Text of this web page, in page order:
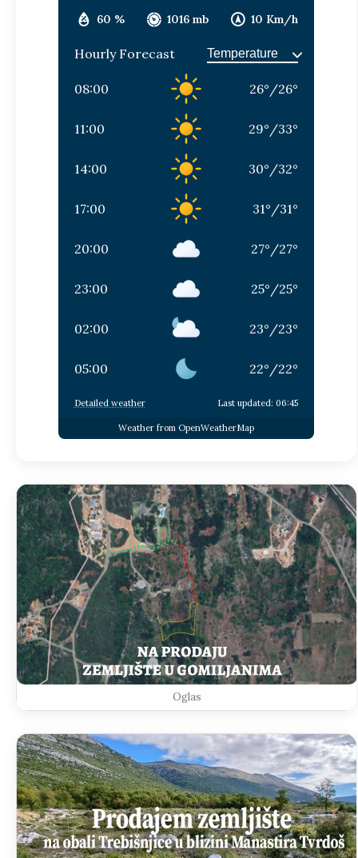
60 % 1016 mb 10 Km/h
Hourly Forecast
08:00 26° /26°
11:00 29° /33°
14:00 30° /32°
17:00 31° /31°
20:00 27° /27°
23:00 25° /25°
02:00 23° /23°
05:00 22° /22°
Detailed weather Last updated: 06:45
Weather from OpenWeatherMap
Oglas